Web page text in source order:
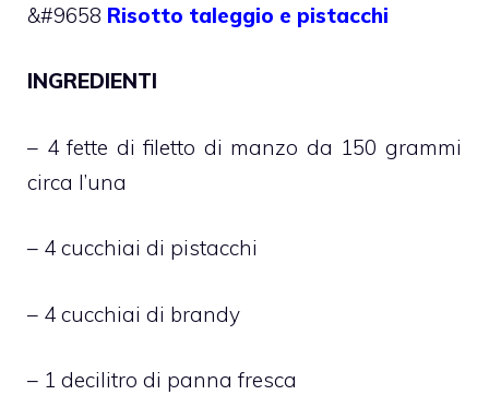
&#9658 Risotto taleggio e pistacchi
INGREDIENTI
– 4 fette di filetto di manzo da 150 grammi
circa l’una
– 4 cucchiai di pistacchi
– 4 cucchiai di brandy
– 1 decilitro di panna fresca